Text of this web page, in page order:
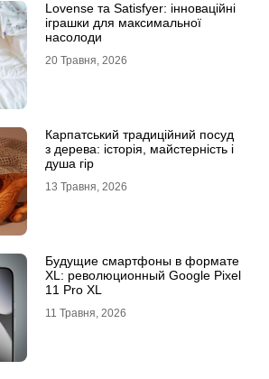
Lovense та Satisfyer: інноваційні
іграшки для максимальної
насолоди
20 Травня, 2026
Карпатський традиційний посуд
з дерева: історія, майстерність і
душа гір
13 Травня, 2026
Будущие смартфоны в формате
XL: революционный Google Pixel
11 Pro XL
11 Травня, 2026